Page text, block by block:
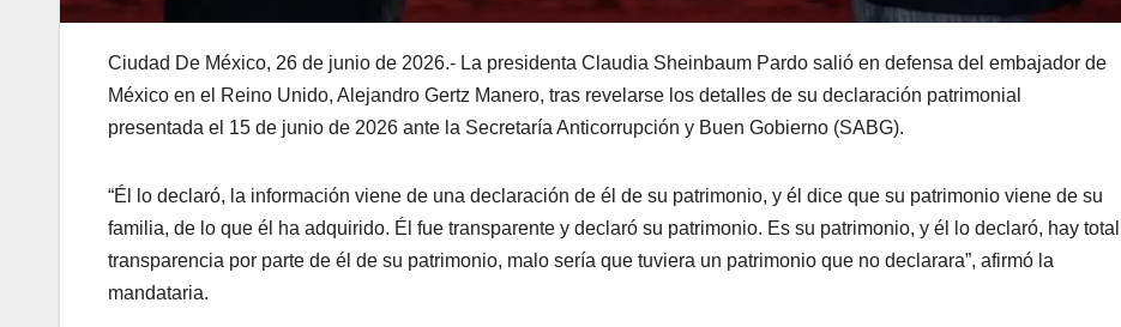
Ciudad De México, 26 de junio de 2026.- La presidenta Claudia Sheinbaum Pardo salió en defensa del embajador de
México en el Reino Unido, Alejandro Gertz Manero, tras revelarse los detalles de su declaración patrimonial
presentada el 15 de junio de 2026 ante la Secretaría Anticorrupción y Buen Gobierno (SABG).
“Él lo declaró, la información viene de una declaración de él de su patrimonio, y él dice que su patrimonio viene de su
familia, de lo que él ha adquirido. Él fue transparente y declaró su patrimonio. Es su patrimonio, y él lo declaró, hay total
transparencia por parte de él de su patrimonio, malo sería que tuviera un patrimonio que no declarara”, afirmó la
mandataria.